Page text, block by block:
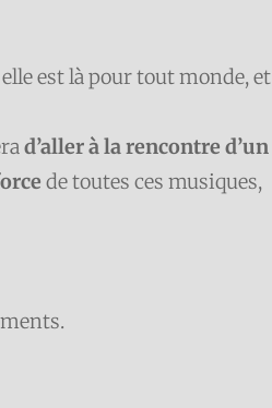
est là pour tout monde, et
d’aller à la rencontre d’un
de toutes ces musiques,